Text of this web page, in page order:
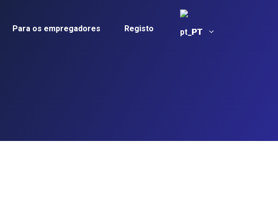
Para os empregadores Registo PT